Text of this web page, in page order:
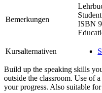
Bemerkungen
ISBN
Kursalternativen
Build up the speaking skills
outside the classroom. Use of
your progress. Also suitable